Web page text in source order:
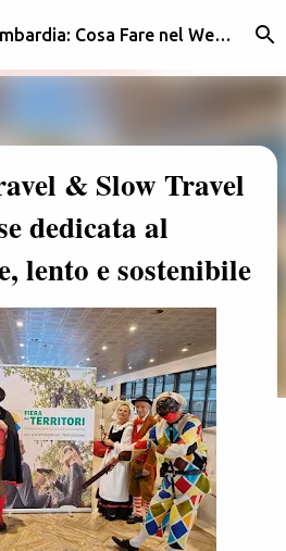
contenuti principali Eventi e Sagre Lombardia: Cosa Fare nel Weekend | Weekendidea
& Slow Travel
dedicata al
lento e sostenibile